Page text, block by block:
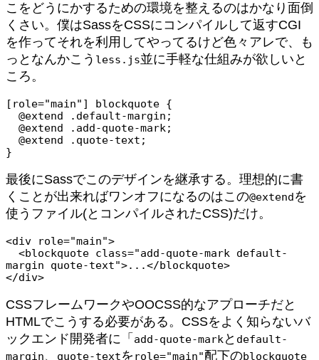
こをどうにかするための環境を整えるのはかなり面倒
くさい。僕はSassをCSSにコンパイルして返すCGI
を作ってそれを利用してやってるけど色々アレで、も
っとなんかこう less.js並に手軽な仕組みが欲しいと
ころ。
[role="main"] blockquote {
}
最後にSassでこのデザインを継承する。理想的に書
くことが出来ればワンオフになるのはこの@extendを
使うファイル(とコンパイルされたCSS)だけ。
<div role="main">
margin quote-text">...</blockquote>
</div>
CSSフレームワークやOOCSS的なアプローチだと
HTMLでこうする必要がある。CSSをよく知らないバ
ックエンド開発者に「 add-quote-mark と default-
margin、 quote-textを role="main"配下のblockquote